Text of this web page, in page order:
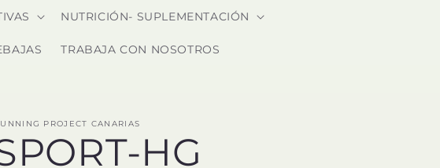
NUTRICIÓN- SUPLEMENTACIÓN
TRABAJA CON NOSOTROS
PROJECT CANARIAS
HG